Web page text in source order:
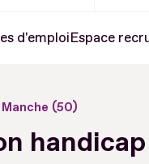
d'emploiEspace
Manche (50)
handicap